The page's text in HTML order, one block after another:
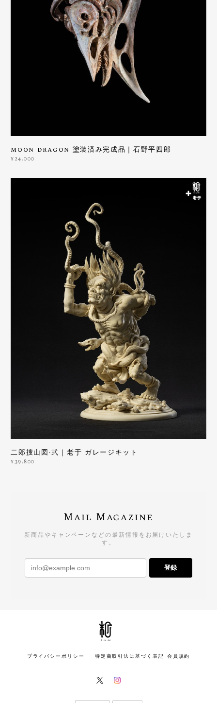
moon dragon 塗装済み完成品｜石野平四郎
¥24,000
二郎捜山図·弐｜老于 ガレージキット
¥39,800
Mail Magazine
新商品やキャンペーンなどの最新情報をお届けいたしま
す。
登録
プライバシーポリシー 特定商取引法に基づく表記 会員規約